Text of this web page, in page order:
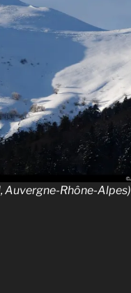
Auvergne-Rhône-Alpes)